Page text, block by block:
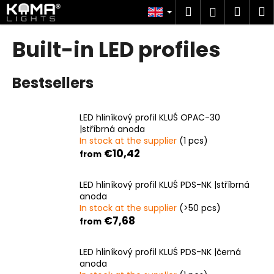
Skip
to
content
Search
Login
Built-in LED profiles
Bestsellers
LED hliníkový profil KLUŚ OPAC-30
|stříbrná anoda
In stock at the supplier (1 pcs)
from €10,42
LED hliníkový profil KLUŚ PDS-NK |stříbrná
anoda
In stock at the supplier (>50 pcs)
from €7,68
LED hliníkový profil KLUŚ PDS-NK |černá
anoda
C
a
h